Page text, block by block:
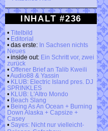
INHALT #236
• Titelbild
• Editorial
• das erste: In Sachsen nichts
Neues
• inside out: Ein Schritt vor, zwei
zurück
• Offener Brief an Talib Kweili
•Audio88 & Yassin
• KLUB: Electric Island pres. DJ
SPRINKLES
• KLUB: L'Altro Mondo
• Beach Slang
• Being As An Ocean + Burning
Down Alaska + Capsize +
Casey
• Sayes: Nicht nur vielleicht-